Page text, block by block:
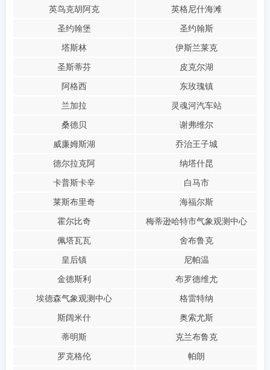
英鸟克胡阿克
英格尼什海滩
圣约翰堡
圣约翰斯
塔斯林
伊斯兰莱克
圣斯蒂芬
皮克尔湖
阿格西
东玫瑰镇
兰加拉
灵魂河汽车站
桑德贝
谢弗维尔
威廉姆斯湖
乔治王子城
德尔拉克阿
纳塔什昆
卡普斯卡辛
白马市
莱斯布里奇
海福尔斯
霍尔比奇
梅蒂逊哈特市气象观测中心
佩塔瓦瓦
舍布鲁克
皇后镇
尼帕温
金德斯利
布罗德维尤
埃德森气象观测中心
格雷特纳
斯阔米什
奥索尤斯
蒂明斯
克兰布鲁克
罗克格伦
帕朗